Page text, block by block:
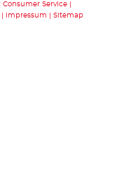
Consumer Service
Impressum Sitemap